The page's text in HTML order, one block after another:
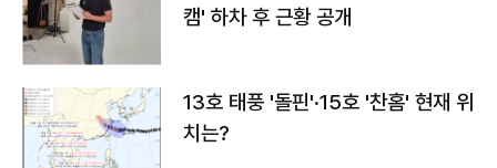
캠' 하차 후 근황 공개
13호 태풍 '돌핀'·15호 '찬홈' 현재 위
치는?